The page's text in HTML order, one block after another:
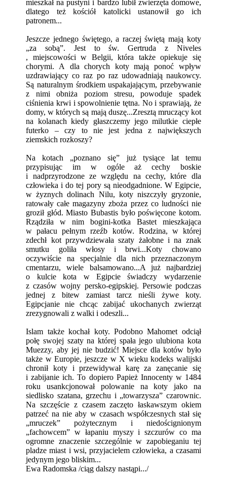
mieszkał na pustyni i bardzo lubił zwierzęta domowe,
dlatego też kościół katolicki ustanowił go ich
patronem...
Jeszcze jednego świętego, a raczej świętą mają koty
„za sobą”. Jest to św. Gertruda z Niveles
, miejscowości w Belgii, która także opiekuje się
chorymi. A dla chorych koty mają ponoć wpływ
uzdrawiający co raz po raz udowadniają naukowcy.
Są naturalnym środkiem uspakajającym, przebywanie
z nimi obniża poziom stresu, powoduje spadek
ciśnienia krwi i spowolnienie tętna. No i sprawiają, że
domy, w których są mają duszę...Zresztą mruczący kot
na kolanach kiedy głaszczemy jego milutkie ciepłe
futerko – czy to nie jest jedna z największych
ziemskich rozkoszy?
Na kotach „poznano się” już tysiące lat temu
przypisując im w ogóle aż cechy boskie
i nadprzyrodzone ze względu na cechy, które dla
człowieka i do tej pory są nieodgadnione. W Egipcie,
w żyznych dolinach Nilu, koty niszczyły gryzonie,
ratowały całe magazyny zboża przez co ludności nie
groził głód. Miasto Bubastis było poświęcone kotom.
Rządziła w nim bogini-kotka Bastet mieszkająca
w pałacu pełnym rzeźb kotów. Rodzina, w której
zdechł kot przywdziewała szaty żałobne i na znak
smutku goliła włosy i brwi...Koty chowano
oczywiście na specjalnie dla nich przeznaczonym
cmentarzu, wiele balsamowano...A już najbardziej
o kulcie kota w Egipcie świadczy wydarzenie
z czasów wojny persko-egipskiej. Persowie podczas
jednej z bitew zamiast tarcz nieśli żywe koty.
Egipcjanie nie chcąc zabijać ukochanych zwierząt
zrezygnowali z walki i odeszli...
Islam także kochał koty. Podobno Mahomet odciął
połę swojej szaty na której spała jego ulubiona kota
Muezzy, aby jej nie budzić! Miejsce dla kotów było
także w Europie, jeszcze w X wieku kodeks walijski
chronił koty i przewidywał karę za zanęcanie się
i zabijanie ich. To dopiero Papież Innocenty w 1484
roku usankcjonował polowanie na koty jako na
siedlisko szatana, grzechu i „towarzysza” czarownic.
Na szczęście z czasem zaczęto łaskawszym okiem
patrzeć na nie aby w czasach współczesnych stał się
„mruczek” pożytecznym i niedoścignionym
„fachowcem” w łapaniu myszy i szczurów co ma
ogromne znaczenie szczególnie w zapobieganiu tej
pladze miast i wsi, przyjacielem człowieka, a czasami
jedynym jego bliskim...
Ewa Radomska /ciąg dalszy nastąpi.../